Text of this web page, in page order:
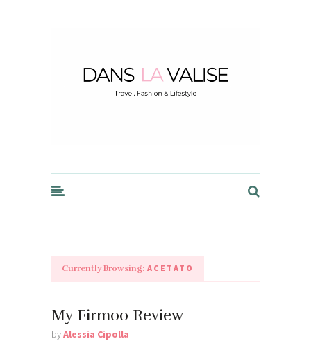
Currently Browsing: ACETATO
My Firmoo Review
byAlessia Cipolla